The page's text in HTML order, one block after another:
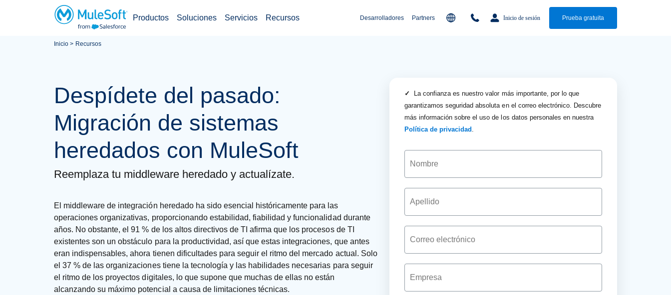
Saltar
principal
Productos Soluciones Servicios Recursos Desarrolladores Partners Inicio de sesión Prueba gratuita
Inicio Recursos
Despídete del pasado:
Migración de sistemas
heredados con MuleSoft
Reemplaza tu middleware heredado y actualízate.
✓
La confianza es nuestro valor más importante, por lo que
garantizamos seguridad absoluta en el correo electrónico. Descubre
más información sobre el uso de los datos personales en nuestra
Política de privacidad .
El middleware de integración heredado ha sido esencial históricamente para las
operaciones organizativas, proporcionando estabilidad, fiabilidad y funcionalidad durante
años. No obstante, el 91 % de los altos directivos de TI afirma que los procesos de TI
existentes son un obstáculo para la productividad, así que estas integraciones, que antes
eran indispensables, ahora tienen dificultades para seguir el ritmo del mercado actual. Solo
el 37 % de las organizaciones tiene la tecnología y las habilidades necesarias para seguir
el ritmo de los proyectos digitales, lo que supone que muchas de ellas no están
alcanzando su máximo potencial a causa de limitaciones técnicas.